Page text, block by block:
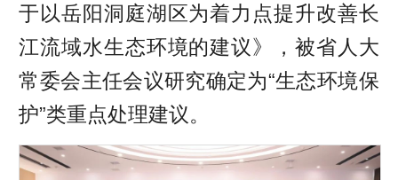
于以岳阳洞庭湖区为着力点提升改善长
江流域水生态环境的建议》，被省人大
常委会主任会议研究确定为“生态环境保
护”类重点处理建议。